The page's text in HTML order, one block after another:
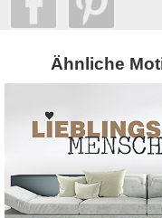
Ähnliche